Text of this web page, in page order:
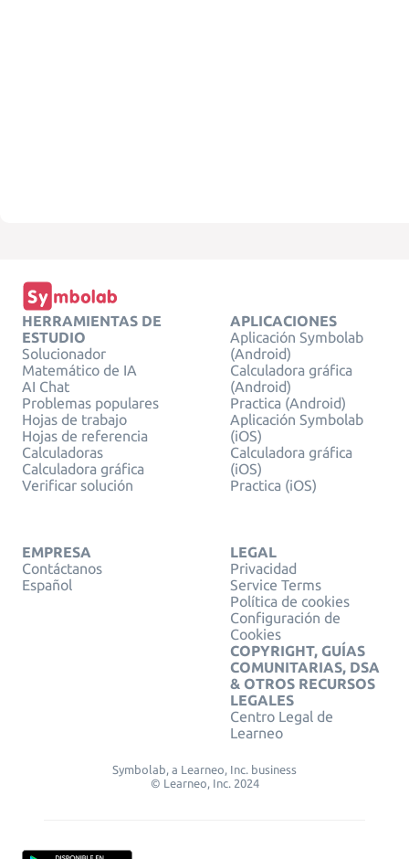
HERRAMIENTAS DE
ESTUDIO
Solucionador
Matemático de IA
AI Chat
Problemas populares
Hojas de trabajo
Hojas de referencia
Calculadoras
Calculadora gráfica
Verificar solución
APLICACIONES
Aplicación Symbolab
(Android)
Calculadora gráfica
(Android)
Practica (Android)
Aplicación Symbolab
(iOS)
Calculadora gráfica
(iOS)
Practica (iOS)
EMPRESA
Contáctanos
Español
LEGAL
Privacidad
Service Terms
Política de cookies
Configuración de
Cookies
COPYRIGHT, GUÍAS
COMUNITARIAS, DSA
& OTROS RECURSOS
LEGALES
Centro Legal de
Learneo
Symbolab, a Learneo, Inc. business
© Learneo, Inc. 2024